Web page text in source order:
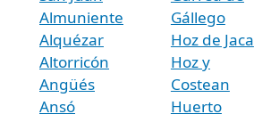
Almuniente
Alquézar
Altorricón
Angüés
Ansó
Gállego
Hoz de Jaca
Hoz y
Costean
Huerto